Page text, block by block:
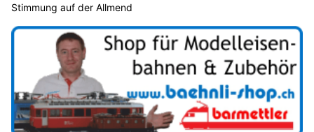
Stimmung auf der Allmend